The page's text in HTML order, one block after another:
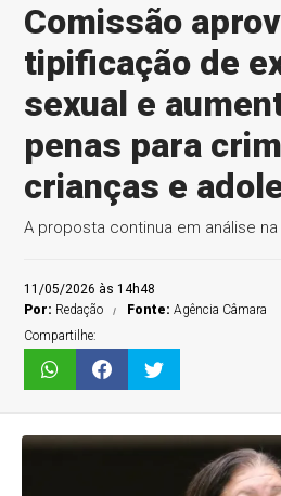
Comissão
tipificação de
sexual e
penas para
crianças e
A proposta continua em análise
11/05/2026 às 14h48
Por: Redação Fonte:Agência Câmara
Compartilhe: